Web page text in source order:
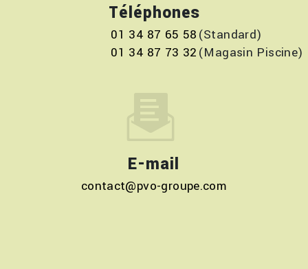
Téléphones
01 34 87 65 58
01 34 87 73 32
E-mail
contact@pvo-groupe.com